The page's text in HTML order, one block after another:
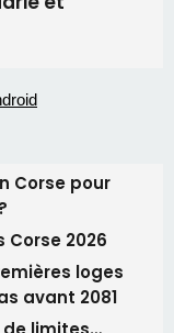
stade de San
et